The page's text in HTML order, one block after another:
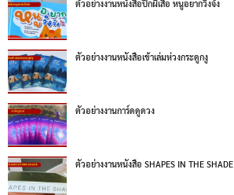
ตัวอย่างงานหนังสือปีกผีเสื้อ หนูอยากวิ่งจัง
ตัวอย่างงานหนังสือเข้าเล่มห่วงกระดูกงู
ตัวอย่างงานการ์ดดูดวง
ตัวอย่างงานหนังสือ SHAPES IN THE SHADE